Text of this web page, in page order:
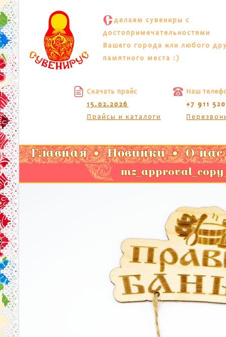
С делаем сувениры с
достопримечательностями
Вашего города или любого
памятного места :)
Скачать прайс
15.02.2026
Прайсы и каталоги
Наш
+7 911
Главная Новинки О нас